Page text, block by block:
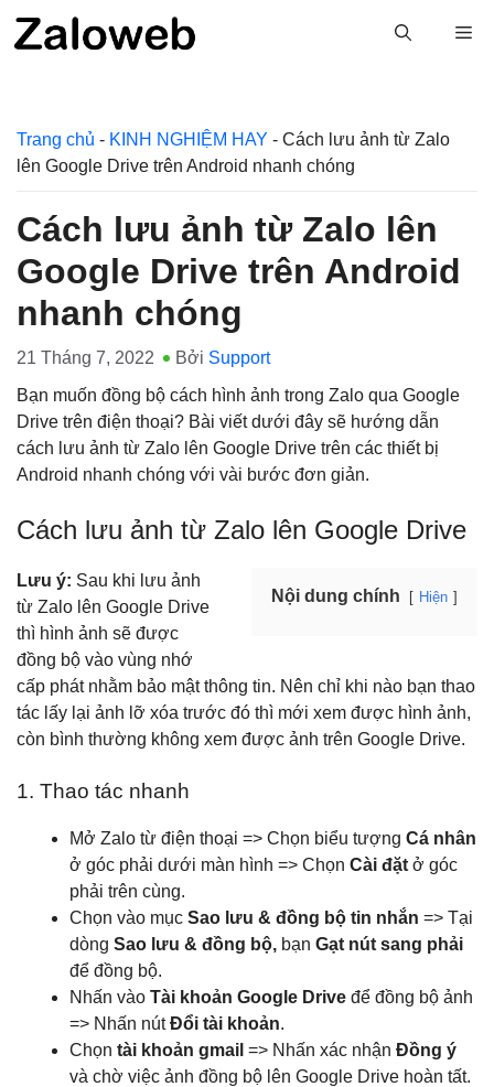
đến
Trang chủ - KINH NGHIỆM HAY - Cách lưu ảnh từ Zalo
lên Google Drive trên Android nhanh chóng
Cách lưu ảnh từ Zalo lên
Google Drive trên Android
nhanh chóng
21 Tháng 7, 2022 Bởi Support
Bạn muốn đồng bộ cách hình ảnh trong Zalo qua Google
Drive trên điện thoại? Bài viết dưới đây sẽ hướng dẫn
cách lưu ảnh từ Zalo lên Google Drive trên các thiết bị
Android nhanh chóng với vài bước đơn giản.
Cách lưu ảnh từ Zalo lên Google Drive
Nội dung chính Hiện
Lưu ý: Sau khi lưu ảnh
từ Zalo lên Google Drive
thì hình ảnh sẽ được
đồng bộ vào vùng nhớ
cấp phát nhằm bảo mật thông tin. Nên chỉ khi nào bạn thao
tác lấy lại ảnh lỡ xóa trước đó thì mới xem được hình ảnh,
còn bình thường không xem được ảnh trên Google Drive.
1. Thao tác nhanh
Mở Zalo từ điện thoại => Chọn biểu tượng Cá nhân
ở góc phải dưới màn hình => Chọn Cài đặt ở góc
phải trên cùng.
Chọn vào mục Sao lưu & đồng bộ tin nhắn => Tại
dòng Sao lưu & đồng bộ, bạn Gạt nút sang phải
để đồng bộ.
Nhấn vào Tài khoản Google Drive để đồng bộ ảnh
=> Nhấn nútĐổi tài khoản.
Chọn tài khoản gmail => Nhấn xác nhận Đồng ý
và chờ việc ảnh đồng bộ lên Google Drive hoàn tất.